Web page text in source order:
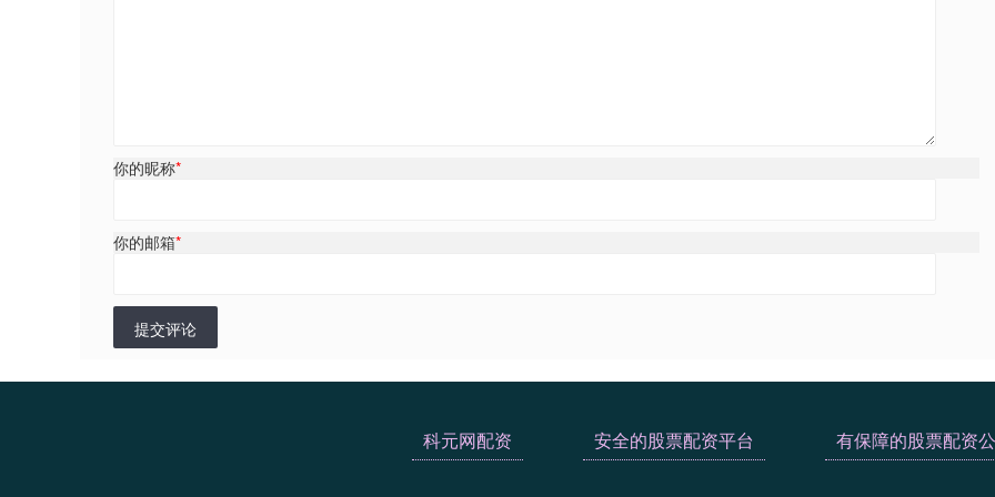
你的昵称*
你的邮箱*
提交评论
科元网配资 安全的股票配资平台 有保障的股票配资